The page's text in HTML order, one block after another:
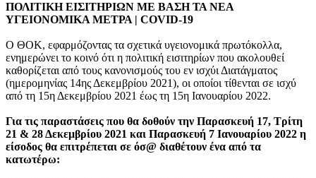
ΠΟΛΙΤΙΚΗ ΕΙΣΙΤΗΡΙΩΝ ΜΕ ΒΑΣΗ ΤΑ ΝΕΑ
ΥΓΕΙΟΝΟΜΙΚΑ ΜΕΤΡΑ | COVID-19
Ο ΘΟΚ, εφαρμόζοντας τα σχετικά υγειονομικά πρωτόκολλα,
ενημερώνει το κοινό ότι η πολιτική εισιτηρίων που ακολουθεί
καθορίζεται από τους κανονισμούς του εν ισχύι Διατάγματος
(ημερομηνίας 14ης Δεκεμβρίου 2021), οι οποίοι τίθενται σε ισχύ
από τη 15η Δεκεμβρίου 2021 έως τη 15η Ιανουαρίου 2022.
Για τις παραστάσεις που θα δοθούν την Παρασκευή 17, Τρίτη
21 & 28 Δεκεμβρίου 2021 και Παρασκευή 7 Ιανουαρίου 2022 η
είσοδος θα επιτρέπεται σε όσ@ διαθέτουν ένα από τα
κατωτέρω: